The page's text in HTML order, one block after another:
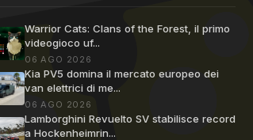
Warrior Cats: Clans of the Forest, il primo
videogioco uf...
06 AGO 2026
Kia PV5 domina il mercato europeo dei
van elettrici di me...
06 AGO 2026
Lamborghini Revuelto SV stabilisce record
a Hockenheimrin...